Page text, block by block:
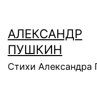
содержимому
АЛЕКСАНДР
ПУШКИН
Стихи Александра